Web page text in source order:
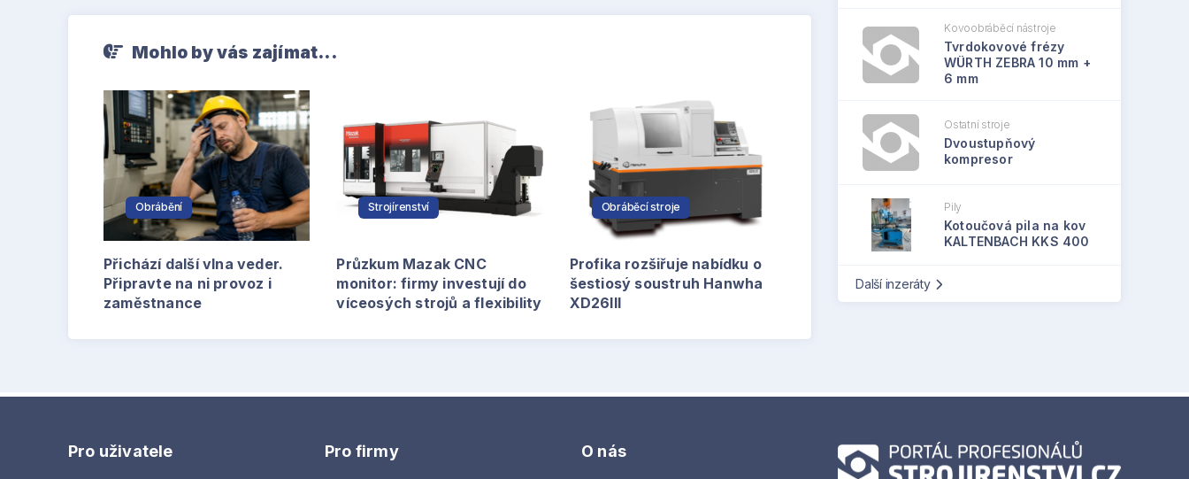
Mohlo by vás zajímat...
Obrábění
Přichází další vlna veder.
Připravte na ni provoz i
zaměstnance
Strojírenství
Průzkum Mazak CNC
monitor: firmy investují do
víceosých strojů a flexibility
Obráběcí stroje
Profika rozšiřuje nabídku o
šestiosý soustruh Hanwha
XD26III
Kovoobráběcí nástroje
Tvrdokovové frézy
WÜRTH ZEBRA 10 mm +
6 mm
Ostatní stroje
Dvoustupňový
kompresor
Pily
Kotoučová pila na kov
KALTENBACH KKS 400
Další inzeráty
Pro uživatele Pro firmy O nás